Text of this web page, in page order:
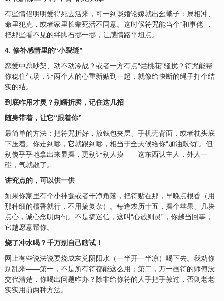
有些情侣明明爱得死去活来，可一到谈婚论嫁就出幺蛾子：属相冲、
命里犯克，或者家里长辈死活不同意。这时候符咒能当个“和事佬”，
把那些看不见的绊脚石挪一挪，让感情路平坦点。
4. 修补感情里的“小裂缝”
恋爱中总吵架、动不动冷战？或者一方有点“烂桃花”骚扰？符咒能帮
你稳住气场，让两个人的心重新贴到一起，就像给快断的绳子打个结
实的结。
到底咋用才灵？别瞎折腾，记住这几招
随身带着，让它“跟着你”
最简单的方法：把符咒折好，放钱包夹层、 手机壳背面，或者枕头底
下压着。你走到哪，它就跟到哪，相当于全天候给你“加油鼓劲”。但
别傻乎乎地拿出来显摆，更别让别人摸——这东西认主人，外人一
碰，气就散了。
讲究点的，可以供一供
如果你家里有个小神龛或者干净角落，把符贴在那，早晚点根香（用
那种细的檀香就行，不用搞复杂）。每逢农历十五，摆个苹果、几块
点心，诚心念叨两句。不是搞迷信，这叫“心诚则灵”，你越当回事，
它越愿意帮你。
烧了冲水喝？千万别自己瞎试！
网上有些说法说要烧成灰兑阴阳水（一半开一半凉）喝下去。我劝你
别乱来——第一，不是所有符都能这么用；第二，万一画符的师傅没
交代清楚，你喝出问题咋办？除非给你符的人手把手教过，否则老老
实实用前两种方法。